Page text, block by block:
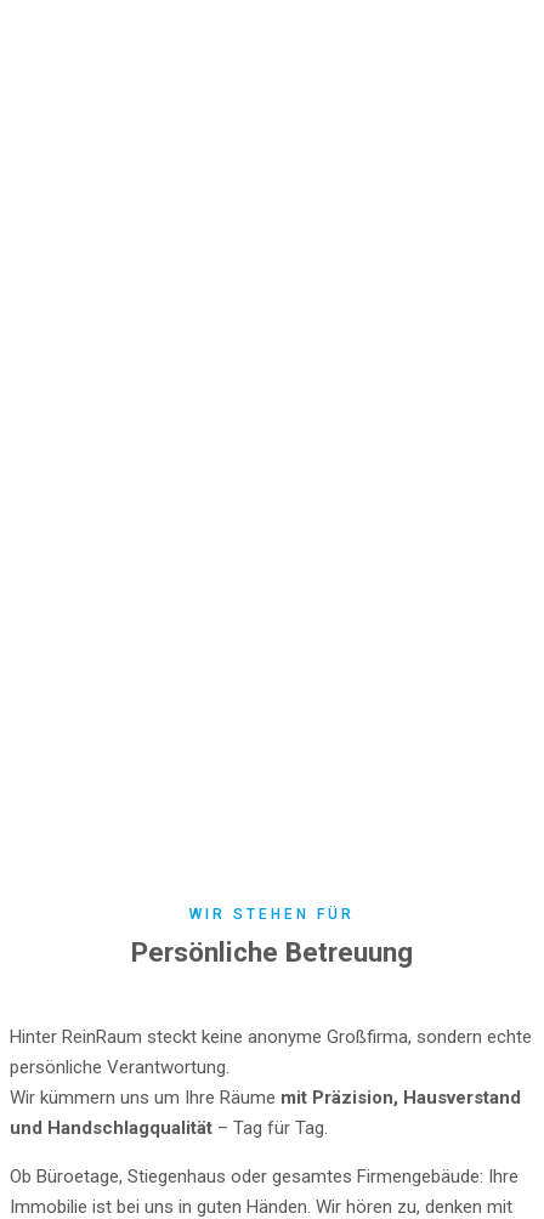
WIR STEHEN FÜR
Persönliche Betreuung
Hinter ReinRaum steckt keine anonyme Großfirma, sondern echte
persönliche Verantwortung.
Wir kümmern uns um Ihre Räume mit Präzision, Hausverstand
und Handschlagqualität – Tag für Tag.
Ob Büroetage, Stiegenhaus oder gesamtes Firmengebäude: Ihre
Immobilie ist bei uns in guten Händen. Wir hören zu, denken mit